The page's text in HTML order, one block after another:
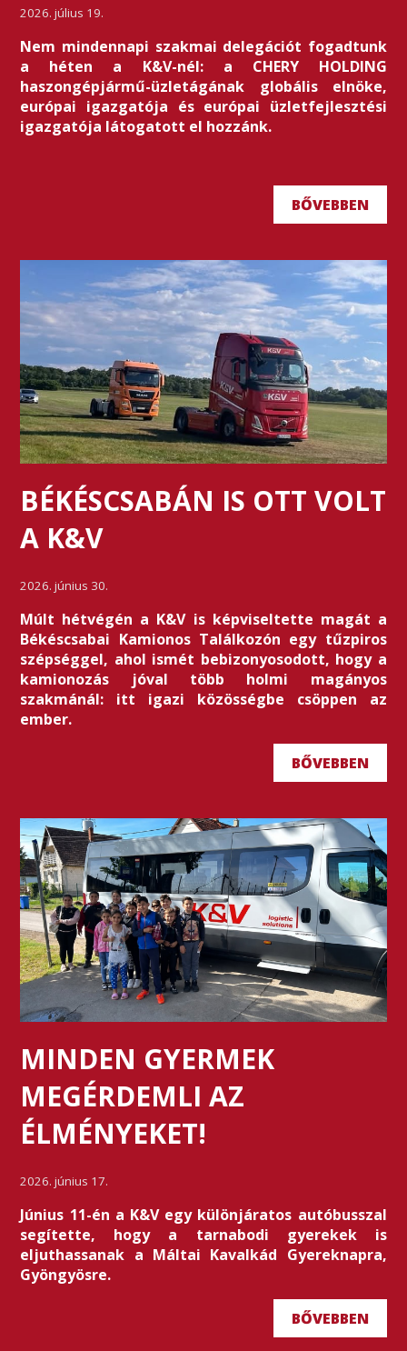
2026. július 19.
Nem mindennapi szakmai delegációt fogadtunk
a héten a K&V-nél: a CHERY HOLDING
haszongépjármű-üzletágának globális elnöke,
európai igazgatója és európai üzletfejlesztési
igazgatója látogatott el hozzánk.
BŐVEBBEN
BÉKÉSCSABÁN IS OTT VOLT
A K&V
2026. június 30.
Múlt hétvégén a K&V is képviseltette magát a
Békéscsabai Kamionos Találkozón egy tűzpiros
szépséggel, ahol ismét bebizonyosodott, hogy a
kamionozás jóval több holmi magányos
szakmánál: itt igazi közösségbe csöppen az
ember.
BŐVEBBEN
MINDEN GYERMEK
MEGÉRDEMLI AZ
ÉLMÉNYEKET!
2026. június 17.
Június 11-én a K&V egy különjáratos autóbusszal
segítette, hogy a tarnabodi gyerekek is
eljuthassanak a Máltai Kavalkád Gyereknapra,
Gyöngyösre.
BŐVEBBEN